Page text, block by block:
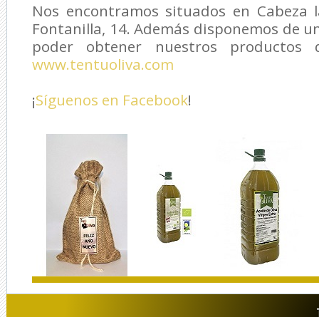
Nos encontramos situados en Cabeza
Fontanilla, 14. Además disponemos de
poder obtener nuestros productos
www.tentuoliva.com
¡Síguenos en Facebook!